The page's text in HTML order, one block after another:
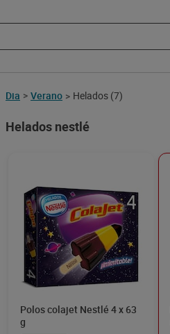
Dia > Verano > Helados (7)
Helados nestlé
Polos colajet Nestlé 4 x 63
g